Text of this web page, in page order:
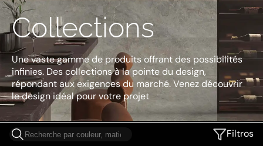
Collections
Une vaste gamme de produits offrant des possibilités
infinies. Des collections à la pointe du design,
répondant aux exigences du marché. Venez découvrir
le design idéal pour votre projet
Filtros